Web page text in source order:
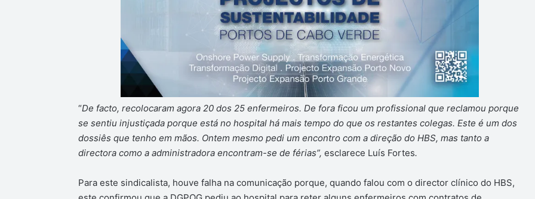
“De facto, recolocaram agora 20 dos 25 enfermeiros. De fora ficou um profissional que reclamou porque
se sentiu injustiçada porque está no hospital há mais tempo do que os restantes colegas. Este é um dos
dossiês que tenho em mãos. Ontem mesmo pedi um encontro com a direção do HBS, mas tanto a
directora como a administradora encontram-se de férias”, esclarece Luís Fortes.
Para este sindicalista, houve falha na comunicação porque, quando falou com o director clínico do HBS,